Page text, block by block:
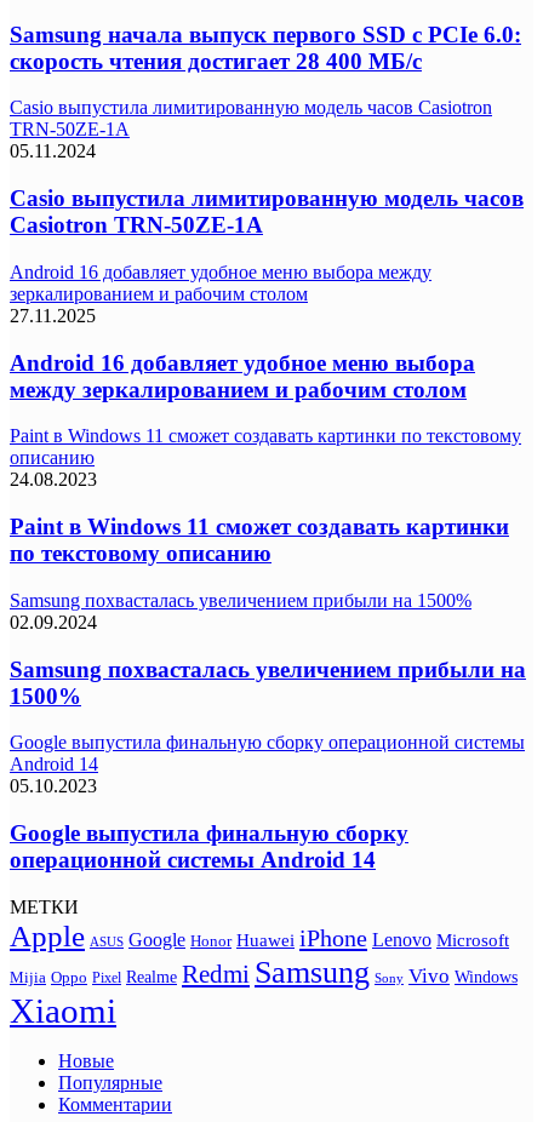
Samsung начала выпуск первого SSD с PCIe 6.0:
скорость чтения достигает 28 400 МБ/с
Casio выпустила лимитированную модель часов Casiotron
TRN-50ZE-1A
05.11.2024
Casio выпустила лимитированную модель часов
Casiotron TRN-50ZE-1A
Android 16 добавляет удобное меню выбора между
зеркалированием и рабочим столом
27.11.2025
Android 16 добавляет удобное меню выбора
между зеркалированием и рабочим столом
Paint в Windows 11 сможет создавать картинки по текстовому
описанию
24.08.2023
Paint в Windows 11 сможет создавать картинки
по текстовому описанию
Samsung похвасталась увеличением прибыли на 1500%
02.09.2024
Samsung похвасталась увеличением прибыли на
1500%
Google выпустила финальную сборку операционной системы
Android 14
05.10.2023
Google выпустила финальную сборку
операционной системы Android 14
МЕТКИ
Apple ASUS Google Honor Huawei iPhone Lenovo Microsoft
Mijia Oppo Pixel Realme Redmi Samsung Sony Vivo Windows
Xiaomi
Новые
Популярные
Комментарии